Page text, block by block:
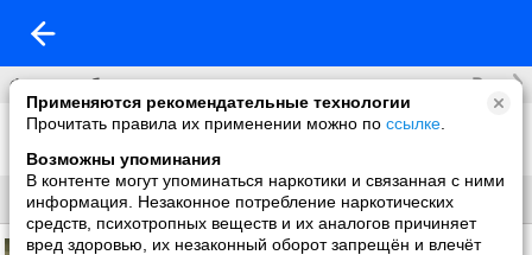
Применяются рекомендательные технологии
Прочитать правила их применении можно по ссылке
Возможны упоминания
В контенте могут упоминаться наркотики и связанная с ними
информация. Незаконное потребление наркотических
средств, психотропных веществ и их аналогов причиняет
вред здоровью, их незаконный оборот запрещён и влечёт
Фотоальбомы Все
Фото со мной
Без названия